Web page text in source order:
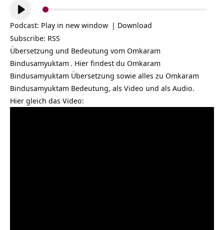
Audio-
Player
Podcast: Play in new window | Download
Subscribe: RSS
Übersetzung und Bedeutung vom Omkaram
Bindusamyuktam . Hier findest du Omkaram
Bindusamyuktam Übersetzung sowie alles zu Omkaram
Bindusamyuktam Bedeutung, als Video und als Audio.
Hier gleich das Video: